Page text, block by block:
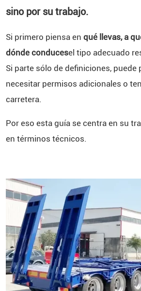
sino por su trabajo.
Si primero piensa en qué llevas, a
dónde conducesel tipo adecuado
Si parte sólo de definiciones, puede
necesitar permisos adicionales o
carretera.
Por eso esta guía se centra en su
en términos técnicos.